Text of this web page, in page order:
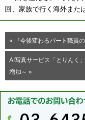
回、家族で行く海外また
« 『今後変わるパート職員
AI写真サービス「とりんく
増加～ »